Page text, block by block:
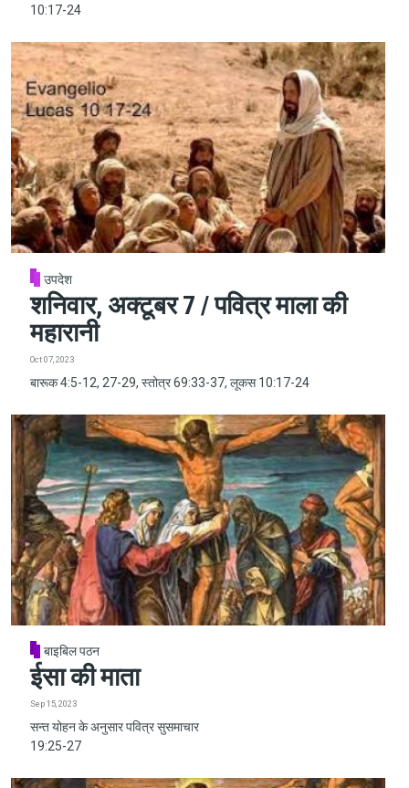
10:17-24
उपदेश
शनिवार, अक्टूबर 7 / पवित्र माला की
महारानी
Oct 07, 2023
बारूक 4:5-12, 27-29, स्तोत्र 69:33-37, लूकस 10:17-24
बाइबिल पठन
ईसा की माता
Sep 15, 2023
सन्त योहन के अनुसार पवित्र सुसमाचार
19:25-27